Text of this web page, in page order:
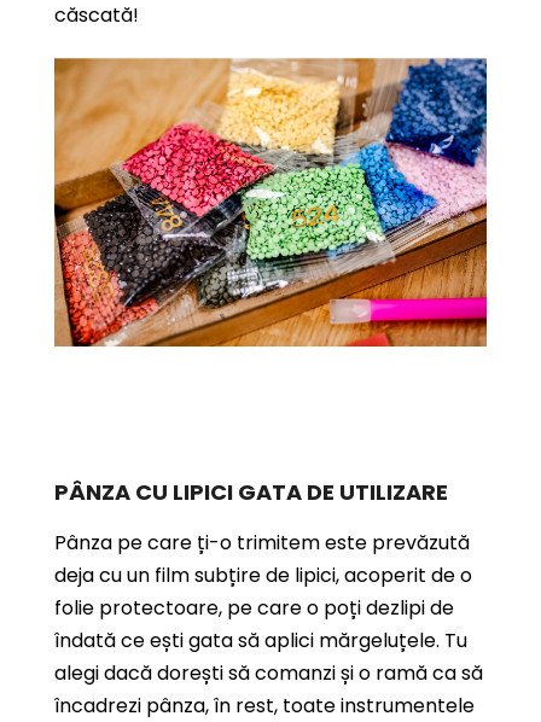
căscată!
PÂNZA CU LIPICI GATA DE UTILIZARE
Pânza pe care ți-o trimitem este prevăzută
deja cu un film subțire de lipici, acoperit de o
folie protectoare, pe care o poți dezlipi de
îndată ce ești gata să aplici mărgeluțele. Tu
alegi dacă dorești să comanzi și o ramă ca să
încadrezi pânza, în rest, toate instrumentele